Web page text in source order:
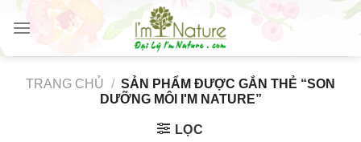
Skip
content
TRANG CHỦ / SẢN PHẨM ĐƯỢC GẮN THẺ “SON
DƯỠNG MÔI I'M NATURE”
LỌC